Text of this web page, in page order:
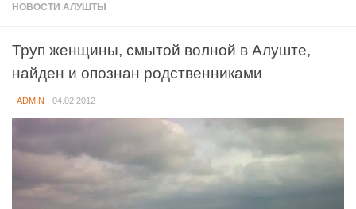
НОВОСТИ АЛУШТЫ
Труп женщины, смытой волной в Алуште,
найден и опознан родственниками
- ADMIN · 04.02.2012